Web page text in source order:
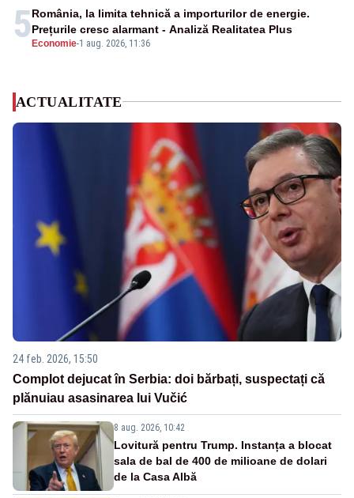
5Economie-1 aug. 2026, 11:36
România, la limita tehnică a importurilor de energie.
Prețurile cresc alarmant - Analiză Realitatea Plus
ACTUALITATE
24 feb. 2026, 15:50
Complot dejucat în Serbia: doi bărbați, suspectați că
plănuiau asasinarea lui Vučić
8 aug. 2026, 10:42
Lovitură pentru Trump. Instanța a blocat
sala de bal de 400 de milioane de dolari
de la Casa Albă